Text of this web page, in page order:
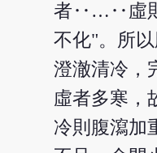
者‥…‥虛則
不化"。所
澄澈清冷，
虛者多寒，
冷則腹瀉加